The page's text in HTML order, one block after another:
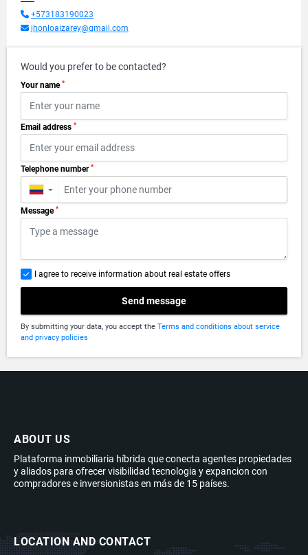
+573183190023
jhonloaizarey@gmail.com
Would you prefer to be contacted?
Your name *
Email address *
Telephone number *
▼
Message *
I agree to receive information about real estate offers
Send message
By submitting your data, you accept the Terms and conditions about service
and privacy policies
ABOUT US
Plataforma inmobiliaria híbrida que conecta agentes propiedades
y aliados para ofrecer visibilidad tecnologia y expancion con
compradores e inversionistas en más de 15 países.
LOCATION AND CONTACT